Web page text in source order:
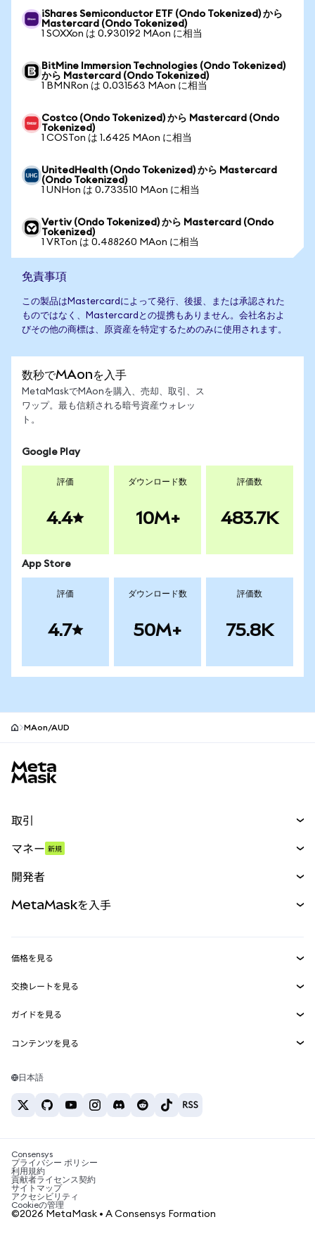
iShares Semiconductor ETF (Ondo Tokenized) から
Mastercard (Ondo Tokenized)
1 SOXXon は 0.930192 MAon に相当
BitMine Immersion Technologies (Ondo Tokenized)
から Mastercard (Ondo Tokenized)
1 BMNRon は 0.031563 MAon に相当
Costco (Ondo Tokenized) から Mastercard (Ondo
Tokenized)
1 COSTon は 1.6425 MAon に相当
UnitedHealth (Ondo Tokenized) から Mastercard
(Ondo Tokenized)
1 UNHon は 0.733510 MAon に相当
Vertiv (Ondo Tokenized) から Mastercard (Ondo
Tokenized)
1 VRTon は 0.488260 MAon に相当
免責事項
この製品はMastercardによって発行、後援、または承認された
ものではなく、Mastercardとの提携もありません。会社名およ
びその他の商標は、原資産を特定するためのみに使用されます。
数秒でMAonを入手
MetaMaskでMAonを購入、売却、取引、ス
ワップ。最も信頼される暗号資産ウォレッ
ト。
Google Play
評価
4.4
ダウンロード数
10M+
評価数
483.7K
App Store
評価
4.7
ダウンロード数
50M+
評価数
75.8K
MAon/AUD
取引
パーペチュアル
RWA
マネー 新規
開発者
MetaMask Connect
Snaps
Web3サービス
MetaMaskを入手
セキュリティ
サポート
キャリア
お問い合わせ
価格を見る
イーサリアムの価格
Solanaの価格
Tetherの価格
交換レートを見る
ETH→USD
USDT→INR
BTC→INR
ETH→USDT
ガイドを見る
ETHの購入
USDTの購入
SHIBの購入
BNBの購入
コンテンツを見る
Solanaウォレット
税制関連ニュース
暗号資産の購入方法は？
ビットコインを売るには？
日本語
Consensys
プライバシー ポリシー
利用規約
貢献者ライセンス契約
サイトマップ
アクセシビリティ
Cookieの管理
©2026 MetaMask • A Consensys Formation